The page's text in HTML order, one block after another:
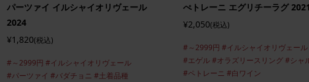
パーツァイ イルシャイオリヴェール
2024
¥1,820(税込)
#～2999円 #イルシャイオリヴェール
#パーツァイ #バダチョニ #土着品種
ぺトレーニ エグリチーラグ
¥2,050(税込)
#～2999円 #イルシャイオリヴェール
#エゲル#オラズリースリング#シャ
#ペトレーニ #白ワイン
最古の貴腐ワイン
リニューアルオープンいたしま